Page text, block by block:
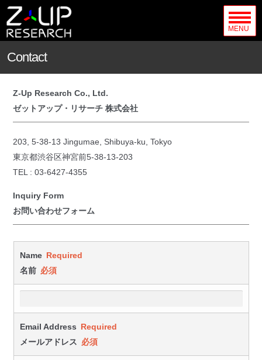
MENU
Contact
Z-Up Research Co., Ltd.
ゼットアップ・リサーチ 株式会社
203, 5-38-13 Jingumae, Shibuya-ku, Tokyo
東京都渋谷区神宮前5-38-13-203
TEL : 03-6427-4355
Inquiry Form
お問い合わせフォーム
Name Required
名前 必須
Email Address Required
メールアドレス 必須